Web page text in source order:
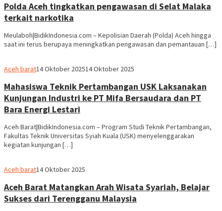
Polda Aceh tingkatkan pengawasan di Selat Malaka
terkait narkotika
Meulaboh|BidikIndonesia.com – Kepolisian Daerah (Polda) Aceh hingga
saat ini terus berupaya meningkatkan pengawasan dan pemantauan […]
Aceh barat14 Oktober 202514 Oktober 2025
Mahasiswa Teknik Pertambangan USK Laksanakan
Kunjungan Industri ke PT Mifa Bersaudara dan PT
Bara Energi Lestari
Aceh Barat|BidikIndonesia.com – Program Studi Teknik Pertambangan,
Fakultas Teknik Universitas Syiah Kuala (USK) menyelenggarakan
kegiatan kunjungan […]
Aceh barat14 Oktober 2025
Aceh Barat Matangkan Arah Wisata Syariah, Belajar
Sukses dari Terengganu Malaysia